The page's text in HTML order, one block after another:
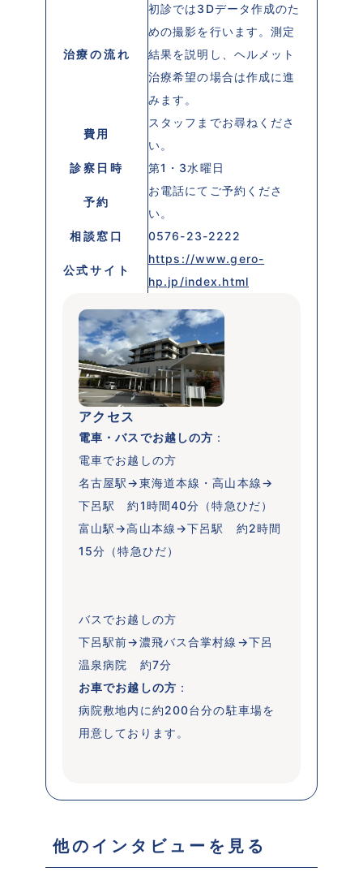
治療の流れ
初診では3Dデータ作成のた
めの撮影を行います。測定
結果を説明し、ヘルメット
治療希望の場合は作成に進
費用
スタッフまでお尋ねくださ
い。
診察日時
第1・3水曜日
予約
お電話にてご予約くださ
い。
相談窓口
0576-23-2222
公式サイト
https://www.gero-
hp.jp/index.html
アクセス
電車・バスでお越しの方 ：
電車でお越しの方
名古屋駅→東海道本線・高山本線→
下呂駅　約1時間40分（特急ひだ）
富山駅→高山本線→下呂駅　約2時間
15分（特急ひだ）
バスでお越しの方
下呂駅前→濃飛バス合掌村線→下呂
温泉病院　約7分
お車でお越しの方 ：
病院敷地内に約200台分の駐車場を
用意しております。
他のインタビューを見る